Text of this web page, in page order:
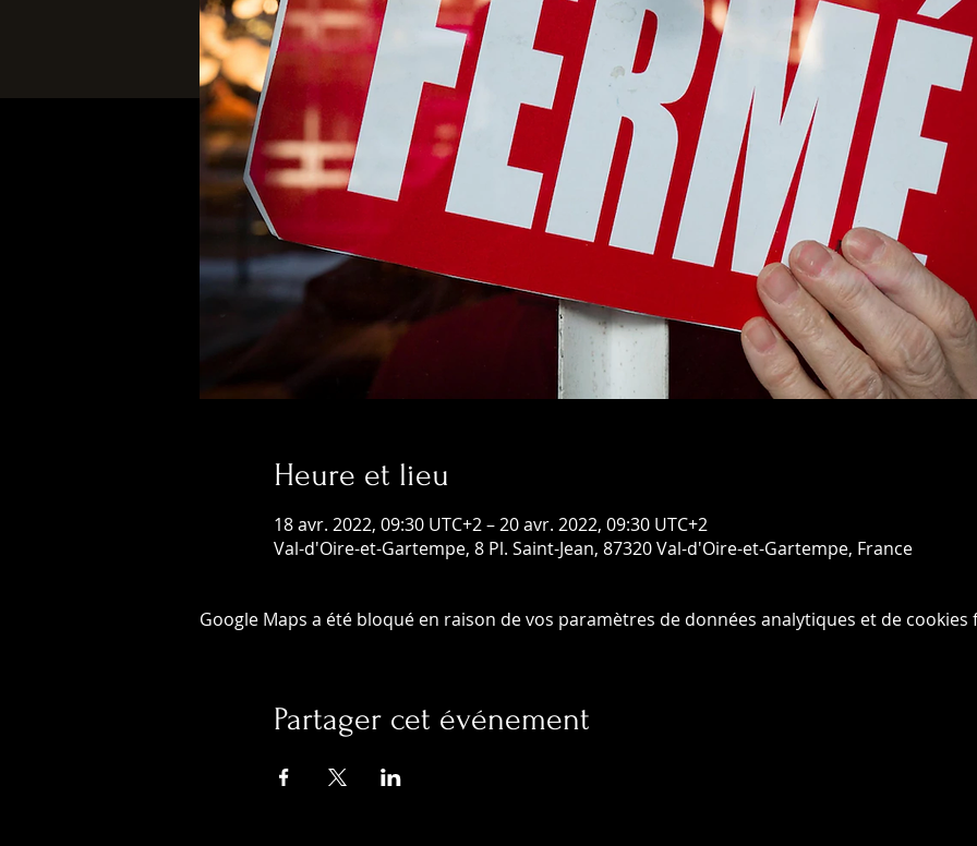
Heure et lieu
18 avr. 2022, 09:30 UTC+2 – 20 avr. 2022, 09:30 UTC+2
Val-d'Oire-et-Gartempe, 8 Pl. Saint-Jean, 87320 Val-d'Oire-et-Gartempe, France
Google Maps a été bloqué en raison de vos paramètres de données analytiques et de cookies
Partager cet événement